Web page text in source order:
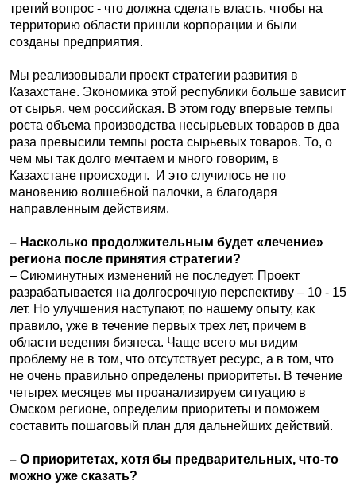
третий вопрос - что должна сделать власть, чтобы на
территорию области пришли корпорации и были
созданы предприятия.
Мы реализовывали проект стратегии развития в
Казахстане. Экономика этой республики больше зависит
от сырья, чем российская. В этом году впервые темпы
роста объема производства несырьевых товаров в два
раза превысили темпы роста сырьевых товаров. То, о
чем мы так долго мечтаем и много говорим, в
Казахстане происходит. И это случилось не по
мановению волшебной палочки, а благодаря
направленным действиям.
– Насколько продолжительным будет «лечение»
региона после принятия стратегии?
– Сиюминутных изменений не последует. Проект
разрабатывается на долгосрочную перспективу – 10 - 15
лет. Но улучшения наступают, по нашему опыту, как
правило, уже в течение первых трех лет, причем в
области ведения бизнеса. Чаще всего мы видим
проблему не в том, что отсутствует ресурс, а в том, что
не очень правильно определены приоритеты. В течение
четырех месяцев мы проанализируем ситуацию в
Омском регионе, определим приоритеты и поможем
составить пошаговый план для дальнейших действий.
– О приоритетах, хотя бы предварительных, что-то
можно уже сказать?